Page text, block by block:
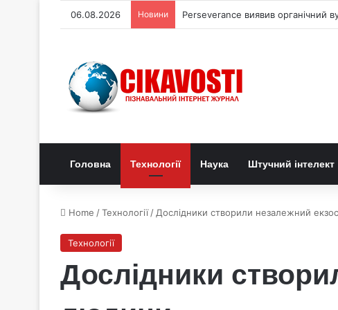
06.08.2026 Новини Perseverance виявив органічний
Головна Технології Наука Штучний інтелект
Home /Технології / Дослідники створили незалежний
Технології
Дослідники